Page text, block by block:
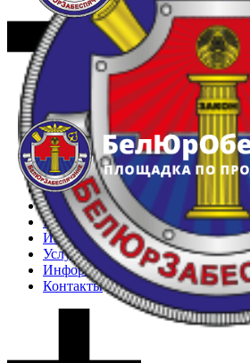
Главная
Арестованное имущество
Реестр несостоявшихся торгов
Реестр переоценок
Частное имущество
Государственное имущество
Интернет-магазин
Интернет-витрина
Услуги
Информация
Контакты